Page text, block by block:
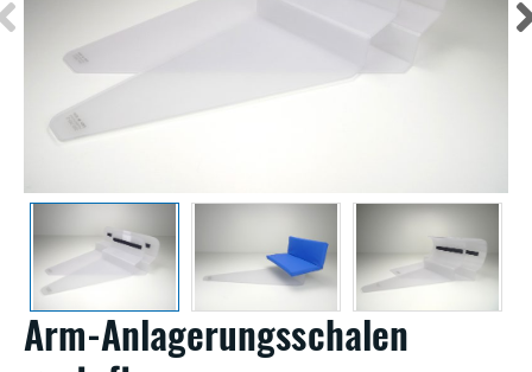
Arm-Anlagerungsschalen